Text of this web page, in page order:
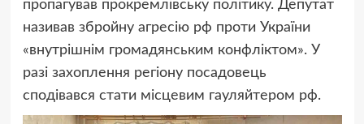
пропагував прокремлівську політику. Депутат
називав збройну агресію рф проти України
«внутрішнім громадянським конфліктом». У
разі захоплення регіону посадовець
сподівався стати місцевим гауляйтером рф.